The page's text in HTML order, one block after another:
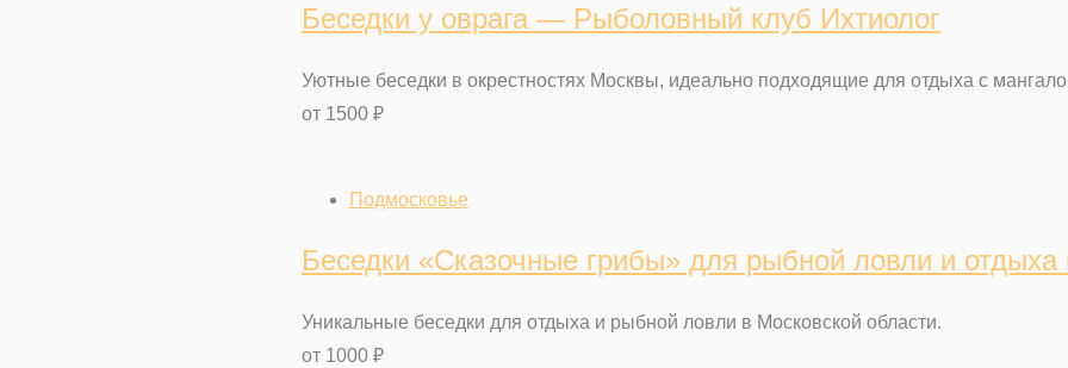
Беседки у оврага — Рыболовный клуб Ихтиолог
Уютные беседки в окрестностях Москвы, идеально подходящие для отдыха с
от 1500 ₽
Подмосковье
Беседки «Сказочные грибы» для рыбной ловли и отдыха
Уникальные беседки для отдыха и рыбной ловли в Московской области.
от 1000 ₽